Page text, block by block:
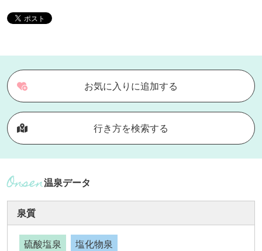
お気に入りに追加する
行き方を検索する
温泉データ
泉質
硫酸塩泉 塩化物泉